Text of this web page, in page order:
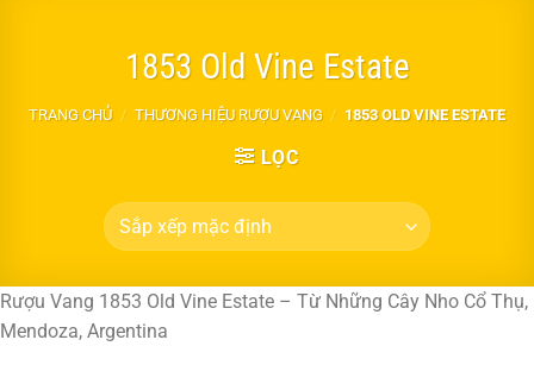
1853 Old Vine Estate
TRANG CHỦ / THƯƠNG HIỆU RƯỢU VANG / 1853 OLD VINE ESTATE
LỌC
Rượu Vang 1853 Old Vine Estate – Từ Những Cây Nho Cổ Thụ,
Mendoza, Argentina